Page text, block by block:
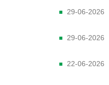
29-06-2026
29-06-2026
22-06-2026